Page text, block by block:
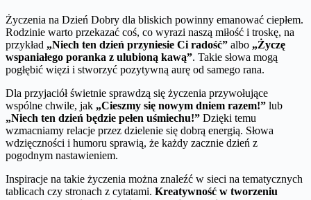
Życzenia na Dzień Dobry dla bliskich powinny emanować ciepłem.
Rodzinie warto przekazać coś, co wyrazi naszą miłość i troskę, na
przykład „Niech ten dzień przyniesie Ci radość” albo „Życzę
wspaniałego poranka z ulubioną kawą”. Takie słowa mogą
pogłębić więzi i stworzyć pozytywną aurę od samego rana.
Dla przyjaciół świetnie sprawdzą się życzenia przywołujące
wspólne chwile, jak „Cieszmy się nowym dniem razem!” lub
„Niech ten dzień będzie pełen uśmiechu!” Dzięki temu
wzmacniamy relacje przez dzielenie się dobrą energią. Słowa
wdzięczności i humoru sprawią, że każdy zacznie dzień z
pogodnym nastawieniem.
Inspiracje na takie życzenia można znaleźć w sieci na tematycznych
tablicach czy stronach z cytatami. Kreatywność w tworzeniu